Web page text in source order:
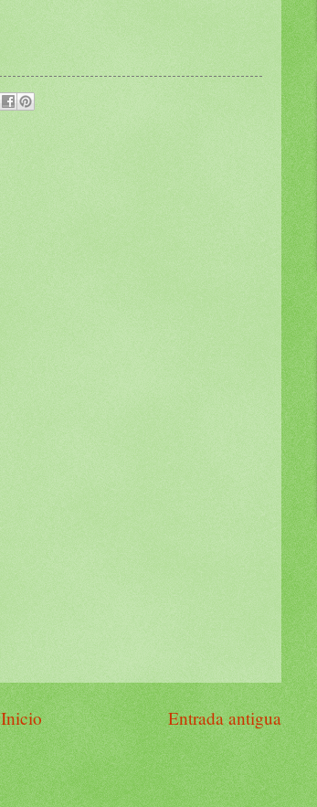
Entrada antigua
Inicio